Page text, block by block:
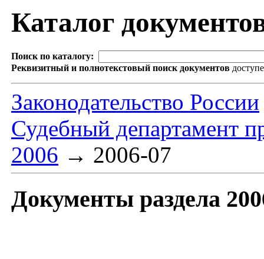
Каталог
Поиск по каталогу:
Реквизитный и полнотекстовый поиск документов
Законодательство России
Судебный департамент
2006 → 2006-07
Документы раздела